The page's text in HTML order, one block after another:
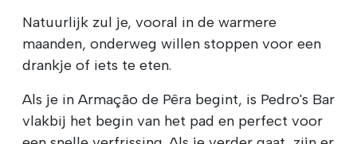
Natuurlijk zul je, vooral in de warmere
maanden, onderweg willen stoppen voor een
drankje of iets te eten.
Als je in Armação de Pêra begint, is Pedro's Bar
vlakbij het begin van het pad en perfect voor